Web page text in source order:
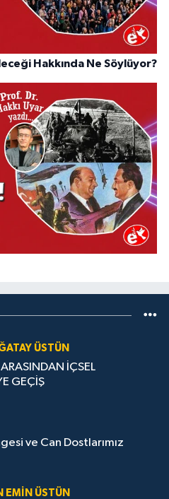
Hakkında Ne Söylüyor?
ÜSTÜN
İÇSEL
GEÇİŞ
ve Can Dostlarımız
EMIN ÜSTÜN